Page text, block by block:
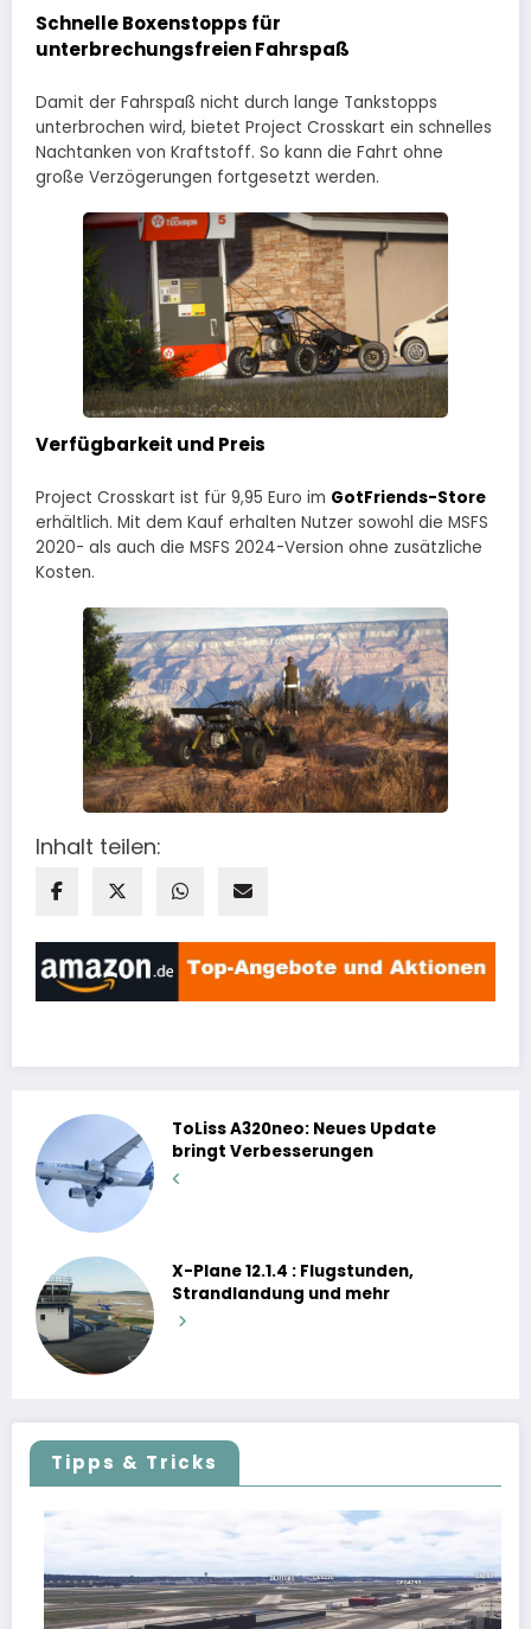
Schnelle Boxenstopps für
unterbrechungsfreien Fahrspaß
Damit der Fahrspaß nicht durch lange Tankstopps
unterbrochen wird, bietet Project Crosskart ein schnelles
Nachtanken von Kraftstoff. So kann die Fahrt ohne
große Verzögerungen fortgesetzt werden.
Verfügbarkeit und Preis
Project Crosskart ist für 9,95 Euro im GotFriends-Store
erhältlich. Mit dem Kauf erhalten Nutzer sowohl die MSFS
2020- als auch die MSFS 2024-Version ohne zusätzliche
Kosten.
Inhalt teilen:
ToLiss A320neo: Neues Update
bringt Verbesserungen
X-Plane 12.1.4 : Flugstunden,
Strandlandung und mehr
Tipps & Tricks